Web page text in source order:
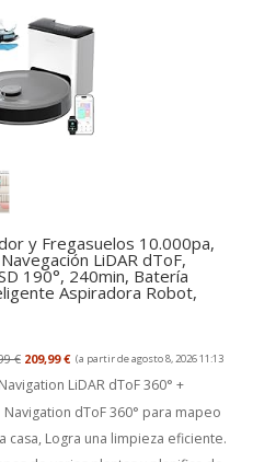
y Fregasuelos 10.000pa,
LiDAR dToF,
190°, 240min, Batería
Aspiradora Robot,
€ 209,99 € (a partir de agosto 8, 2026 11:13
Navigation LiDAR dToF 360° +
dToF 360° para mapeo
Logra una limpieza eficiente.